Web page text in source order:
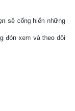
sẽ cống hiến những
đón xem và theo dõi